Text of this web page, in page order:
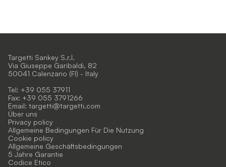
Targetti Sankey S.r.l.
Via Giuseppe Garibaldi, 82
50041 Calenzano (FI) - Italy
Tel: +39 055 37911
Fax: +39 055 3791266
Email: targetti@targetti.com
Über uns
Privacy policy
Allgemeine Bedingungen Für Die Nutzung
Cookie policy
Allgemeine Geschäftsbedingungen
5 Jahre Garantie
Codice Etico